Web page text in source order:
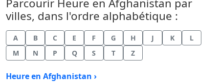
Parcourir Heure en Afghanistan par
villes, dans l'ordre alphabétique :
A B C E F G H J K
L
M
N P Q S T Z
Heure en Afghanistan ›